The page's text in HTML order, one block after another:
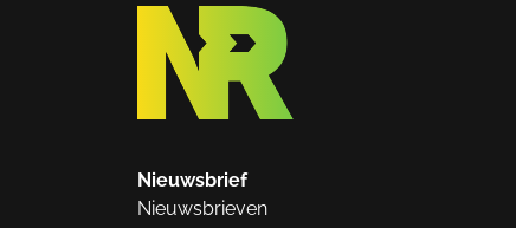
Nieuwsbrief
Nieuwsbrieven